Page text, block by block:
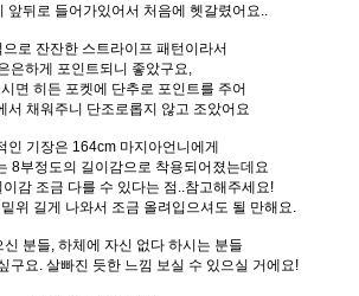
앞뒤로 들어가있어서 처음에 헷갈렸어요..
으로 잔잔한 스트라이프 패턴이라서
은하게 포인트되니 좋았구요,
면 히든 포켓에 단추로 포인트를 주어
서 채워주니 단조로롭지 않고 조았어요
인 기장은 164cm 마지아언니에게
8부정도의 길이감으로 착용되어졌는데요
감 조금 다를 수 있다는 점..참고해주세요!
위 길게 나와서 조금 올려입으셔도 될 만해요.
신 분들, 하체에 자신 없다 하시는 분들
구요. 살빠진 듯한 느낌 보실 수 있으실 거에요!